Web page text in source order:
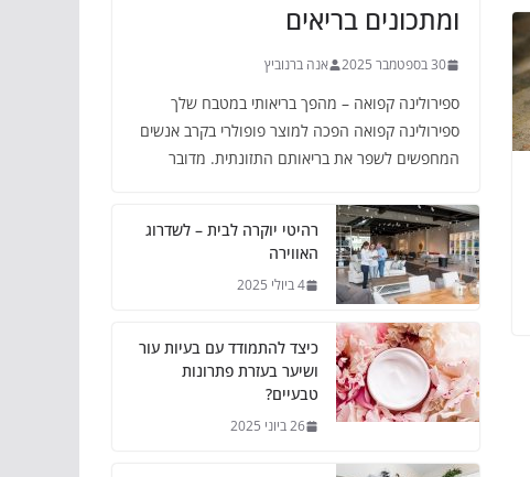
ומתכונים בריאים
30 בספטמבר 2025 אנה ברנוביץ
ספירולינה קפואה – מהפך בריאותי במטבח שלך
ספירולינה קפואה הפכה למוצר פופולרי בקרב אנשים
המחפשים לשפר את בריאותם התזונתית. מדובר
רהיטי יוקרה לבית – לשדרוג
האווירה
4 ביולי 2025
כיצד להתמודד עם בעיות עור
ושיער בעזרת פתרונות
טבעיים?
26 ביוני 2025